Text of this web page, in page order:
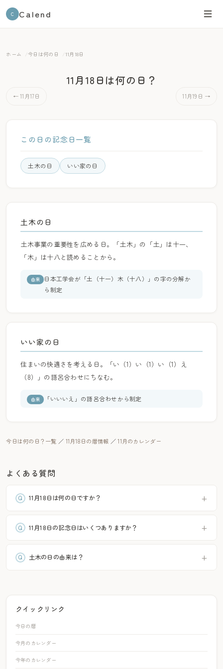
C Calend ☰
ホーム 今日は何の日 11月18日
← 11月17日
11月18日は何の日？
11月19日 →
この日の記念日一覧
土木の日 いい家の日
土木の日
土木事業の重要性を広める日。「土木」の「土」は十一、
「木」は十八と読めることから。
由来
日本工学会が「土（十一）木（十八）」の字の分解か
ら制定
いい家の日
住まいの快適さを考える日。「い（1）い（1）い（1）え
（8）」の語呂合わせにちなむ。
由来 「いいいえ」の語呂合わせから制定
今日は何の日？一覧 ／ 11月18日の暦情報 ／11月のカレンダー
よくある質問
11月18日は何の日ですか？
11月18日の記念日はいくつありますか？
土木の日の由来は？
クイックリンク
今日の暦
今月のカレンダー
今年のカレンダー